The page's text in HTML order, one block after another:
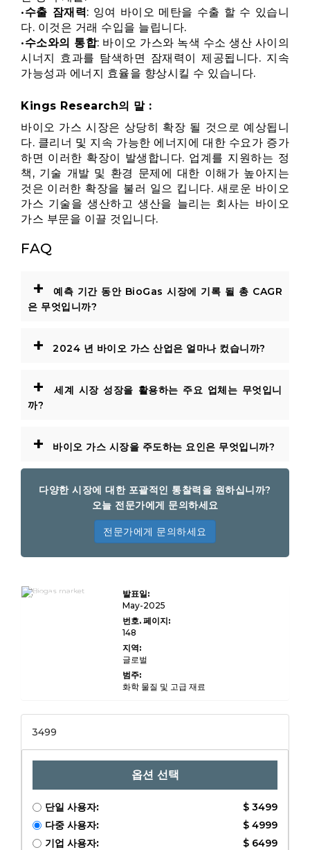
•수출 잠재력: 잉여 바이오 메탄을 수출 할 수 있습니
다. 이것은 거래 수입을 늘립니다.
•수소와의 통합: 바이오 가스와 녹색 수소 생산 사이의
시너지 효과를 탐색하면 잠재력이 제공됩니다. 지속
가능성과 에너지 효율을 향상시킬 수 있습니다.
Kings Research의 말 :
바이오 가스 시장은 상당히 확장 될 것으로 예상됩니
다. 클리너 및 지속 가능한 에너지에 대한 수요가 증가
하면 이러한 확장이 발생합니다. 업계를 지원하는 정
책, 기술 개발 및 환경 문제에 대한 이해가 높아지는
것은 이러한 확장을 불러 일으 킵니다. 새로운 바이오
가스 기술을 생산하고 생산을 늘리는 회사는 바이오
가스 부문을 이끌 것입니다.
FAQ
+
예측 기간 동안 BioGas 시장에 기록 될 총 CAGR
은 무엇입니까?
+ 2024 년 바이오 가스 산업은 얼마나 컸습니까?
+
세계 시장 성장을 활용하는 주요 업체는 무엇입니
까?
+ 바이오 가스 시장을 주도하는 요인은 무엇입니까?
다양한 시장에 대한 포괄적인 통찰력을 원하십니까?
오늘 전문가에게 문의하세요
전문가에게 문의하세요
바이오 가스
시장 규모, 점
연료, 기타)에
성, 열 생성,
타)에 의한 최
종 사용자 (전
2031의
에 의한 적용
(전기 생성,
열 생성, 차량
연료, 기타).
발표일:
May-2025
번호. 페이지:
148
지역:
글로벌
범주:
화학 물질 및 고급 재료
3499
옵션 선택
단일 사용자:
$ 3499
다중 사용자:
$ 4999
기업 사용자:
$ 6499